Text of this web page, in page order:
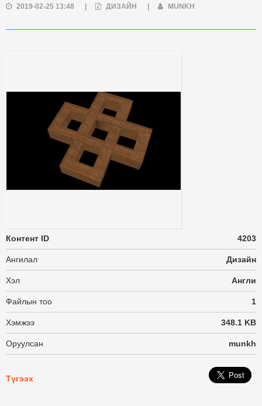
2019-02-25 13:48 ДИЗАЙН MUNKH
Контент ID 4203
Ангилал Дизайн
Хэл Англи
Файлын тоо 1
Хэмжээ 348.1 KB
Оруулсан munkh
Түгээх